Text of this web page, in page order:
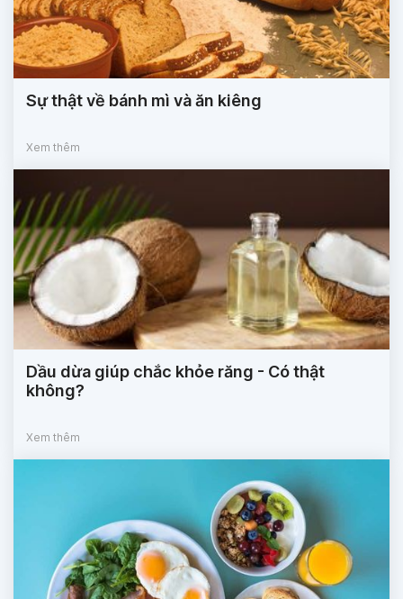
Sự thật về bánh mì và ăn kiêng
Xem thêm
Dầu dừa giúp chắc khỏe răng - Có thật
không?
Xem thêm